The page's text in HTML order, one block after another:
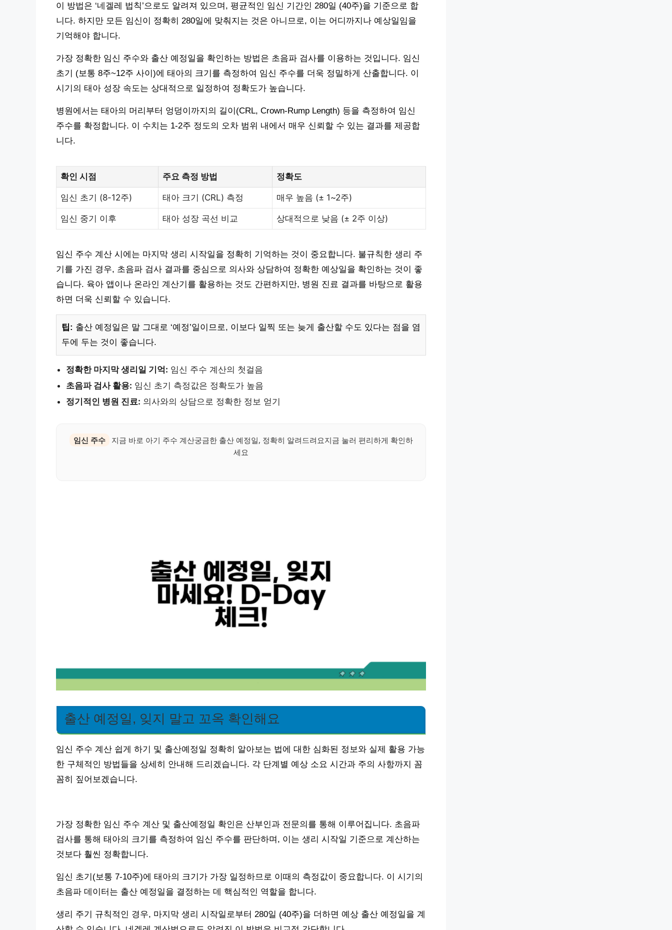
이 방법은 ‘네겔레 법칙’으로도 알려져 있으며, 평균적인 임신 기간인 280일 (40주)을 기준으로 합
니다. 하지만 모든 임신이 정확히 280일에 맞춰지는 것은 아니므로, 이는 어디까지나 예상일임을
기억해야 합니다.
가장 정확한 임신 주수와 출산 예정일을 확인하는 방법은 초음파 검사를 이용하는 것입니다. 임신
초기 (보통 8주~12주 사이)에 태아의 크기를 측정하여 임신 주수를 더욱 정밀하게 산출합니다. 이
시기의 태아 성장 속도는 상대적으로 일정하여 정확도가 높습니다.
병원에서는 태아의 머리부터 엉덩이까지의 길이(CRL, Crown-Rump Length) 등을 측정하여 임신
주수를 확정합니다. 이 수치는 1-2주 정도의 오차 범위 내에서 매우 신뢰할 수 있는 결과를 제공합
니다.
확인 시점 주요 측정 방법 정확도
임신 초기 (8-12주) 태아 크기 (CRL) 측정 매우 높음 (± 1~2주)
임신 중기 이후 태아 성장 곡선 비교 상대적으로 낮음 (± 2주 이상)
임신 주수 계산 시에는 마지막 생리 시작일을 정확히 기억하는 것이 중요합니다. 불규칙한 생리 주
기를 가진 경우, 초음파 검사 결과를 중심으로 의사와 상담하여 정확한 예상일을 확인하는 것이 좋
습니다. 육아 앱이나 온라인 계산기를 활용하는 것도 간편하지만, 병원 진료 결과를 바탕으로 활용
하면 더욱 신뢰할 수 있습니다.
팁: 출산 예정일은 말 그대로 ‘예정’일이므로, 이보다 일찍 또는 늦게 출산할 수도 있다는 점을 염
두에 두는 것이 좋습니다.
정확한 마지막 생리일 기억: 임신 주수 계산의 첫걸음
초음파 검사 활용: 임신 초기 측정값은 정확도가 높음
정기적인 병원 진료: 의사와의 상담으로 정확한 정보 얻기
임신 주수
지금 바로 아기 주수 계산궁금한 출산 예정일, 정확히 알려드려요지금 눌러 편리하게 확인하
세요
출산 예정일, 잊지 말고 꼬옥 확인해요
임신 주수 계산 쉽게 하기 및 출산예정일 정확히 알아보는 법에 대한 심화된 정보와 실제 활용 가능
한 구체적인 방법들을 상세히 안내해 드리겠습니다. 각 단계별 예상 소요 시간과 주의 사항까지 꼼
꼼히 짚어보겠습니다.
가장 정확한 임신 주수 계산 및 출산예정일 확인은 산부인과 전문의를 통해 이루어집니다. 초음파
검사를 통해 태아의 크기를 측정하여 임신 주수를 판단하며, 이는 생리 시작일 기준으로 계산하는
것보다 훨씬 정확합니다.
임신 초기(보통 7-10주)에 태아의 크기가 가장 일정하므로 이때의 측정값이 중요합니다. 이 시기의
초음파 데이터는 출산 예정일을 결정하는 데 핵심적인 역할을 합니다.
생리 주기 규칙적인 경우, 마지막 생리 시작일로부터 280일 (40주)을 더하면 예상 출산 예정일을 계